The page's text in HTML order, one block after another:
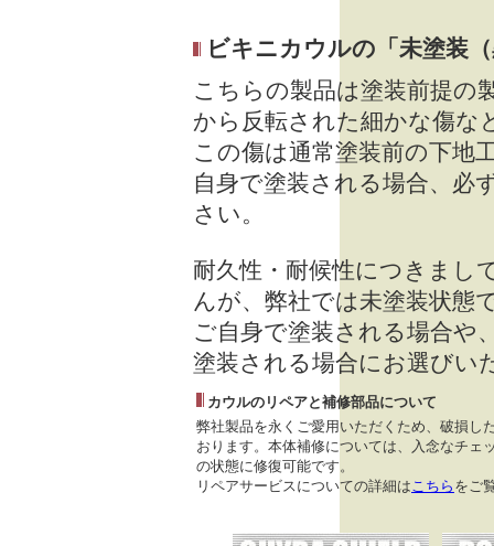
ビキニカウルの「未塗装
こちらの製品は塗装前提の
から反転された細かな傷な
この傷は通常塗装前の下地
自身で塗装される場合、必
さい。
耐久性・耐候性につきまし
んが、弊社では未塗装状態
ご自身で塗装される場合や
塗装される場合にお選びい
カウルのリペアと補修部品について
弊社製品を永くご愛用いただくため、破損し
おります。本体補修については、入念なチェ
の状態に修復可能です。
リペアサービスについての詳細はこちら をご